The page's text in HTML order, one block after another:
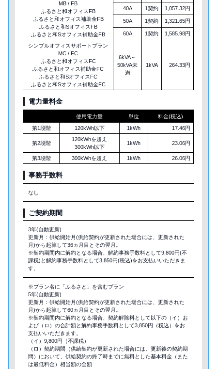
MB / FB
ふるさと和オフィスFB
ふるさと和オフィス補助金FB
ふるさと和SオフィスFB
ふるさと和Sオフィス補助金FB
40A 1契約 1,057.32円
50A 1契約 1,321.65円
60A 1契約 1,585.98円
シンプルオフィスサポートプラン
MC / FC
ふるさと和オフィスFC
ふるさと和オフィス補助金FC
ふるさと和SオフィスFC
ふるさと和Sオフィス補助金FC
6kVA～
50kVA未
満
1kVA 264.33円
電力量料金
使用電力量 単位
料金(税込)
第1段階
120kWh以下 1kWh 17.46円
第2段階
120kWhを超え
300kWh以下
1kWh 23.06円
第3段階 300kWhを超え 1kWh 26.06円
事務手数料
なし
ご契約期間
3年(自動更新)
更新月：供給開始月(供給契約が更新された場合には、更新された
月)から起算して36ヵ月目とその翌月。
※契約期間内に解約となる場合、解約事務手数料として9,800円(不
課税)と解約事務手数料として3,850円(税込)をお支払いいただきま
す。
※プラン名に「ふるさと」を含むプラン
5年(自動更新)
更新月：供給開始月(供給契約が更新された場合には、更新された
月)から起算して60ヵ月目とその翌月。
※契約期間内に解約となる場合、契約解除料として以下の（イ）お
よび（ロ）の合計額と解約事務手数料として3,850円（税込）をお
支払いいただきます。
（イ）9,800円（不課税）
（ロ）契約期間（供給契約が更新された場合には、更新後の契約期
間）において、供給契約の終了時までに無料とした基本料金（また
は最低料金）相当額の全額